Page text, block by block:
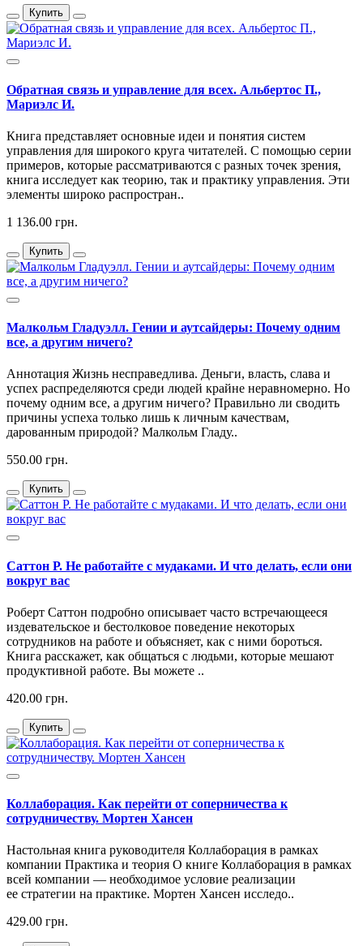
Купить
Обратная связь и управление для всех. Альбертос П.,
Мариэлс И.
Книга представляет основные идеи и понятия систем
управления для широкого круга читателей. С помощью серии
примеров, которые рассматриваются с разных точек зрения,
книга исследует как теорию, так и практику управления. Эти
элементы широко распростран..
1 136.00 грн.
Купить
Малкольм Гладуэлл. Гении и аутсайдеры: Почему одним
все, а другим ничего?
Аннотация Жизнь несправедлива. Деньги, власть, слава и
успех распределяются среди людей крайне неравномерно. Но
почему одним все, а другим ничего? Правильно ли сводить
причины успеха только лишь к личным качествам,
дарованным природой? Малкольм Гладу..
550.00 грн.
Купить
Саттон Р. Не работайте с мудаками. И что делать, если они
вокруг вас
Роберт Саттон подробно описывает часто встречающееся
издевательское и бестолковое поведение некоторых
сотрудников на работе и объясняет, как с ними бороться.
Книга расскажет, как общаться с людьми, которые мешают
продуктивной работе. Вы можете ..
420.00 грн.
Купить
Коллаборация. Как перейти от соперничества к
сотрудничеству. Мортен Хансен
Настольная книга руководителя Коллаборация в рамках
компании Практика и теория О книге Коллаборация в рамках
всей компании — необходимое условие реализации
ее стратегии на практике. Мортен Хансен исследо..
429.00 грн.